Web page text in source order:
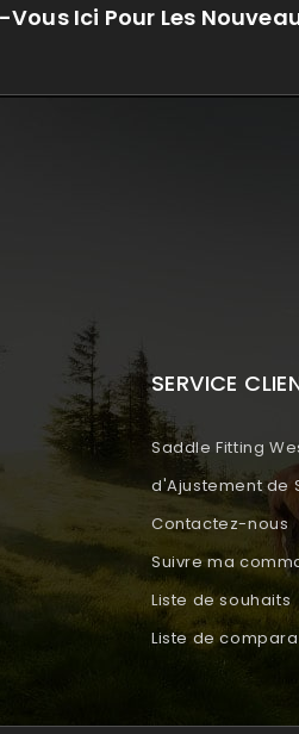
Ici Pour Les
SERVICE
Saddle Fitting
d'Ajustement de
Contactez-nous
Suivre ma
Liste de souhaits
Liste de